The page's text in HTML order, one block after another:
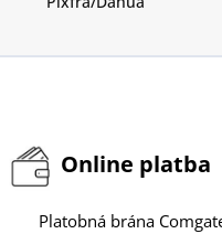
Online platba
Platobná brána